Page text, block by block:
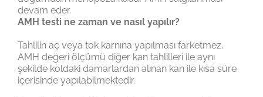
devam eder.
AMH testi ne zaman ve nasıl yapılır?
Tahlilin aç veya tok karnına yapılması farketmez.
AMH değeri ölçümü diğer kan tahlilleri ile aynı
şekilde koldaki damarlardan alınan kan ile kısa süre
içerisinde yapılabilmektedir.